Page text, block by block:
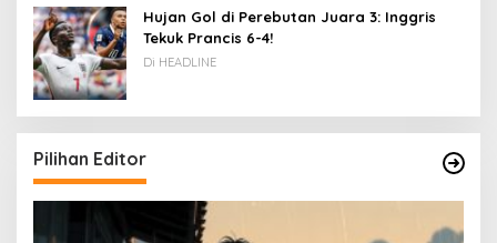
Hujan Gol di Perebutan Juara 3: Inggris
Tekuk Prancis 6-4!
Di HEADLINE
Pilihan Editor